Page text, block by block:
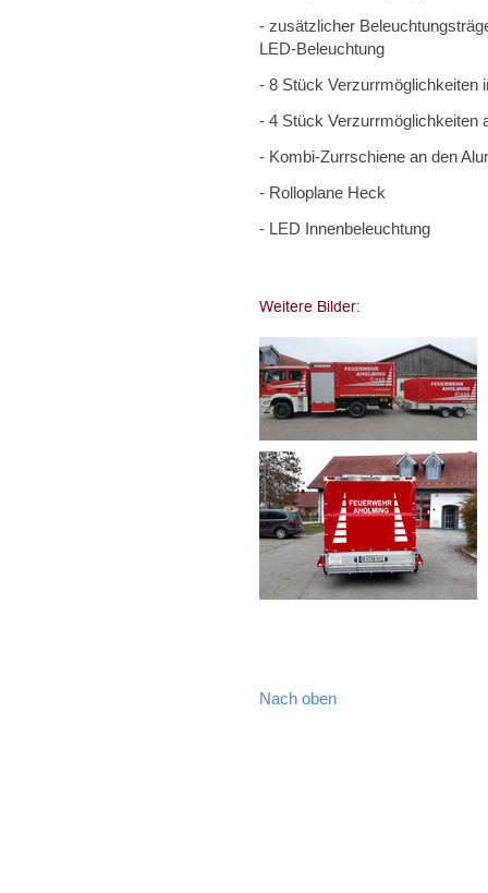
- zusätzlicher
LED-Beleuchtung
- 8 Stück Verzurrmöglichkeiten
- 4 Stück Verzurrmöglichkeiten
- Kombi-Zurrschiene an den
- Rolloplane Heck
- LED Innenbeleuchtung
Nach oben